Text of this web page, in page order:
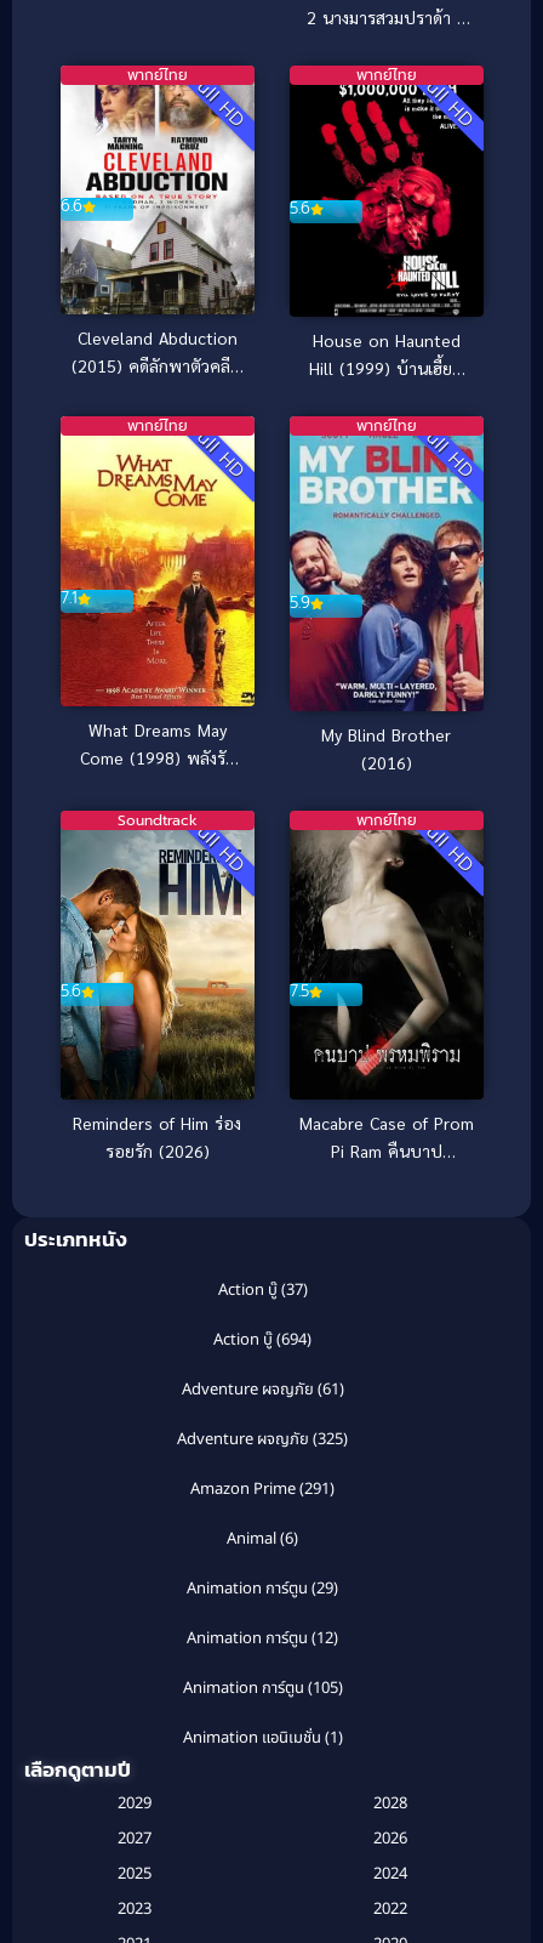
2 นางมารสวมปราด้า 2
Full HD
6.6
พากย์ไทย
Cleveland Abduction
(2015) คดีลักพาตัวคลีฟ
Full HD
5.6
พากย์ไทย
House on Haunted
Hill (1999) บ้านเฮี้ยน
Full HD
7.1
พากย์ไทย
What Dreams May
Come (1998) พลังรัก
สวรรค์
Full HD
5.9
พากย์ไทย
My Blind Brother
(2016)
Full HD
5.6
Soundtrack
Reminders of Him ร่อง
รอยรัก (2026)
Full HD
7.5
พากย์ไทย
Macabre Case of Prom
Pi Ram คืนบาป
ประเภทหนัง
Action บู๊(37)
Action บู๊(694)
Adventure ผจญภัย (61)
Adventure ผจญภัย (325)
Amazon Prime(291)
Animal(6)
Animation การ์ตูน (29)
Animation การ์ตูน (12)
Animation การ์ตูน (105)
Animation แอนิเมชั่น (1)
Based on a True Story สร้างจากเรื่องจริง(2)
เลือกดูตามปี
2029
2028
2027
2026
2025
2024
2023
2022